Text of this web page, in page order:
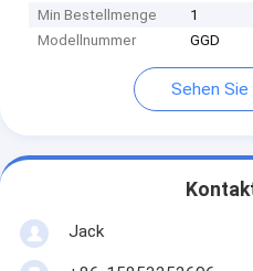
Min Bestellmenge
1
Modellnummer
GGD
Sehen Sie
Jack